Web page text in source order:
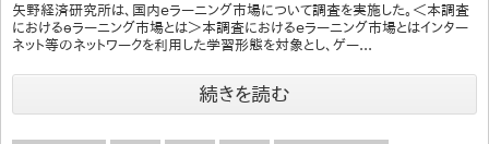
矢野経済研究所は、国内eラーニング市場について調査を実施した。＜本調査
におけるｅラーニング市場とは＞本調査におけるeラーニング市場とはインター
ネット等のネットワークを利用した学習形態を対象とし、ゲー...
続きを読む